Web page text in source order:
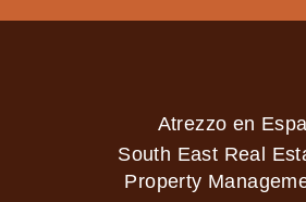
Atrezzo en
South East Real
Property